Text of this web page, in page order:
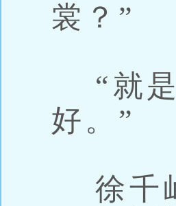
裳？”
“就是
好。”
徐千